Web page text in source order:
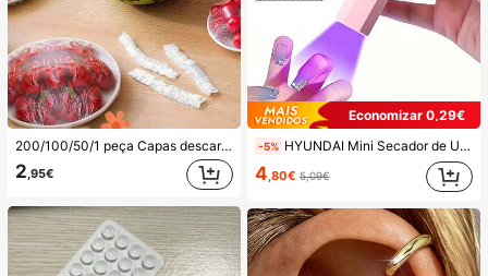
200/100/50/1 peça Capas descartáveis de película aderente para alimentos, capas descartáveis para chuveiro, sacos retráteis descartáveis multiusos, capas descartáveis para sapatos, película aderente de cozinha reforçada, capas de preservação de alimentos para frigorífico doméstico, capas elásticas extensíveis, uso diário
2,95€
Economizar 0,29€
-5% HYUNDAI Mini Secador de Unhas Portátil Recarregável, Lâmpada de Unhas Manual UV/LED, Luz de Secagem de Unhas com Ecrã Digital, Secagem Rápida, Adequado para Saídas Diárias, Artigos de Cuidados de Unhas para Mulheres
4,80€ 5,09€